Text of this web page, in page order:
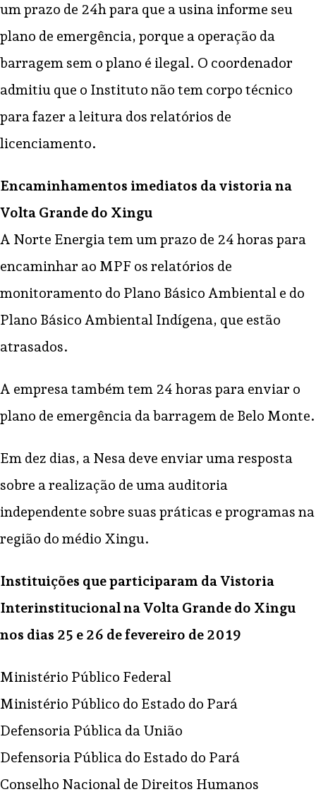
um prazo de 24h para que a usina informe seu
plano de emergência, porque a operação da
barragem sem o plano é ilegal. O coordenador
admitiu que o Instituto não tem corpo técnico
para fazer a leitura dos relatórios de
licenciamento.
Encaminhamentos imediatos da vistoria na
Volta Grande do Xingu
A Norte Energia tem um prazo de 24 horas para
encaminhar ao MPF os relatórios de
monitoramento do Plano Básico Ambiental e do
Plano Básico Ambiental Indígena, que estão
atrasados.
A empresa também tem 24 horas para enviar o
plano de emergência da barragem de Belo Monte.
Em dez dias, a Nesa deve enviar uma resposta
sobre a realização de uma auditoria
independente sobre suas práticas e programas na
região do médio Xingu.
Instituições que participaram da Vistoria
Interinstitucional na Volta Grande do Xingu
nos dias 25 e 26 de fevereiro de 2019
Ministério Público Federal
Ministério Público do Estado do Pará
Defensoria Pública da União
Defensoria Pública do Estado do Pará
Conselho Nacional de Direitos Humanos
Campanhas
Comunicação
2022 ©© Pedra Pequenina